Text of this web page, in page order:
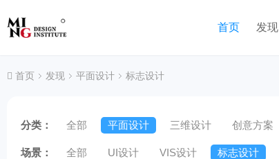
首页 发现
首页 发现 平面设计 标志设计
分类： 全部 平面设计 三维设计 创意方案
场景： 全部 UI设计 VIS设计 标志设计